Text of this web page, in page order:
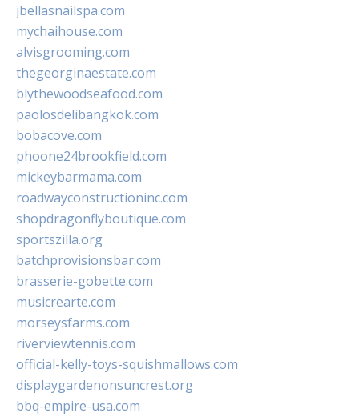
jbellasnailspa.com
mychaihouse.com
alvisgrooming.com
thegeorginaestate.com
blythewoodseafood.com
paolosdelibangkok.com
bobacove.com
phoone24brookfield.com
mickeybarmama.com
roadwayconstructioninc.com
shopdragonflyboutique.com
sportszilla.org
batchprovisionsbar.com
brasserie-gobette.com
musicrearte.com
morseysfarms.com
riverviewtennis.com
official-kelly-toys-squishmallows.com
displaygardenonsuncrest.org
bbq-empire-usa.com